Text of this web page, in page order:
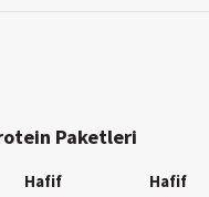
Paketleri
Hafif
Hafif